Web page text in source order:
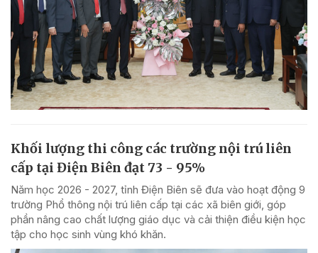
Khối lượng thi công các trường nội trú liên
cấp tại Điện Biên đạt 73 - 95%
Năm học 2026 - 2027, tỉnh Điện Biên sẽ đưa vào hoạt động 9
trường Phổ thông nội trú liên cấp tại các xã biên giới, góp
phần nâng cao chất lượng giáo dục và cải thiện điều kiện học
tập cho học sinh vùng khó khăn.